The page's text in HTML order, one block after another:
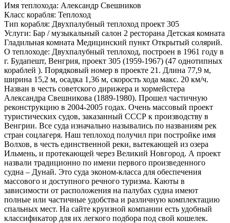
Имя теплохода: Александр Свешников
Класс корабля: Теплоход
Тип корабля: Двухпалубный теплоход проект 305
Услуги: Бар / музыкальный салон 2 ресторана Детская комната
Гладильная комната Медицинский пункт Открытый солярий.
О теплоходе: Двухпалубный теплоход, построен в 1961 году в
г. Будапешт, Венгрия, проект 305 (1959-1967) (47 однотипных
кораблей ). Порядковый номер в проекте 21. Длина 77,9 м,
ширина 15,2 м, осадка 1,36 м, скорость хода макс. 20 км/ч.
Назван в честь советского дирижера и хормейстера
Александра Свешникова (1889-1980). Прошел частичную
реконструкцию в 2004-2005 годах. Очень массовый проект
туристических судов, заказанный СССР к производству в
Венгрии. Все суда изначально назывались по названиям рек
стран соцлагеря. Наш теплоход получил при постройке имя
Волхов, в честь единственной реки, вытекающей из озера
Ильмень, и протекающей через Великий Новгород. А проект
назвали традиционно по имени первого произведенного
судна – Дунай. Это суда эконом-класса для обеспечения
массового и доступного речного туризма. Каюты в
зависимости от расположения на палубах судна имеют
полные или частичные удобства и различную комплектацию
спальных мест. На сайте круизной компании есть удобный
классификатор для их легкого подбора под свой кошелек.